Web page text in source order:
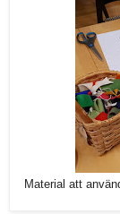
Material att